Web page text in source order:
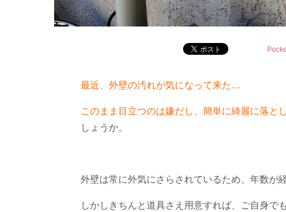
最近、外壁の汚れが気になって来た…
このまま目立つのは嫌だし、簡単に綺麗に落と
しょうか。
外壁は常に外気にさらされているため、年数が
しかしきちんと道具さえ用意すれば、ご自身で